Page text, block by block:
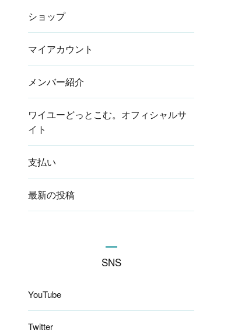
ショップ
マイアカウント
メンバー紹介
ワイユーどっとこむ。オフィシャルサ
イト
支払い
最新の投稿
SNS
YouTube
Twitter